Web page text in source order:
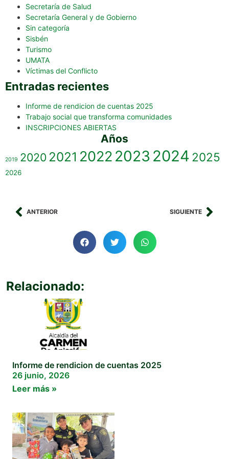
Secretaría de Salud
Secretaría General y de Gobierno
Sin categoría
Sisbén
Turismo
UMATA
Víctimas del Conflicto
Entradas recientes
Informe de rendicion de cuentas 2025
Trabajo social que transforma comunidades
INSCRIPCIONES ABIERTAS
Años
2019 20202021 2022 2023 2024 2025
2026
ANTERIOR SIGUIENTE
Relacionado:
Informe de rendicion de cuentas 2025
26 junio, 2026
Leer más »